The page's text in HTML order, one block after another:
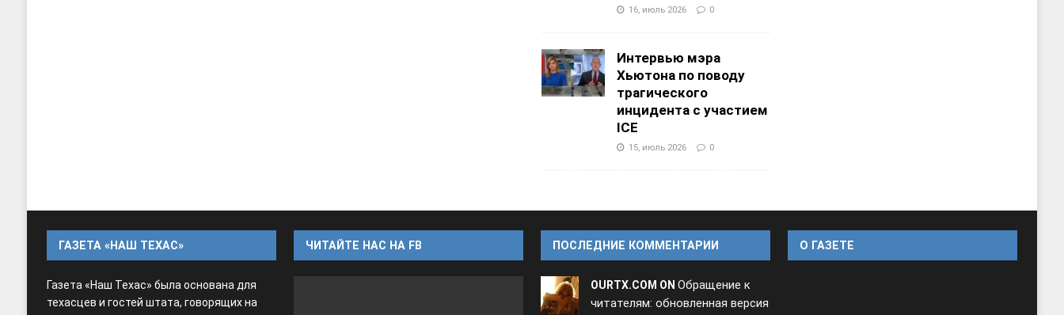
16, июль 2026 0
Интервью мэра
Хьютона по поводу
трагического
инцидента с участием
ICE
15, июль 2026 0
ГАЗЕТА «НАШ ТЕХАС»
Газета «Наш Техас» была основана для
техасцев и гостей штата, говорящих на
ЧИТАЙТЕ НАС НА FB ПОСЛЕДНИЕ КОММЕНТАРИИ
OURTX.COM ONОбращение к
читателям: обновленная версия
O ГАЗЕТЕ